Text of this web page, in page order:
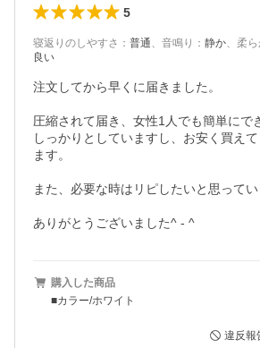
5
寝返りのしやすさ ： 普通、 音鳴り ： 静か、 柔ら
良い
注文してから早くに届きました。
圧縮されて届き、女性1人でも簡単にで
しっかりとしていますし、お安く買え
ます。
また、必要な時はリピしたいと思ってい
ありがとうございました^ - ^
購入した商品
■カラー/ホワイト
違反報